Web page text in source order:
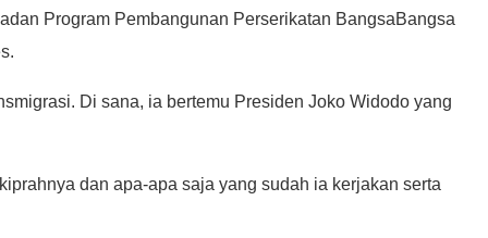
Program Pembangunan Perserikatan BangsaBangsa
Di sana, ia bertemu Presiden Joko Widodo yang
dan apa-apa saja yang sudah ia kerjakan serta